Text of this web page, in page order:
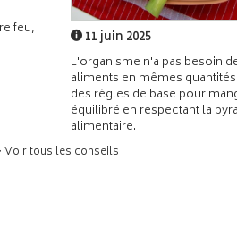
feu,
11 juin 2025
L'organisme n'a pas besoin
aliments en mêmes
des règles de base pour
équilibré en respectant la
alimentaire.
Voir tous les conseils